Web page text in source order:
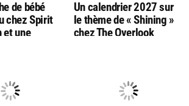
de bébé
chez Spirit
et une
Un calendrier 2027 sur
le thème de « Shining »
chez The Overlook